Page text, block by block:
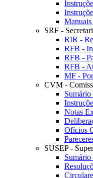
SRF -
RIR -
RFB -
RFB -
RFB -
MF -
CVM -
Notas
Ofícios
SUSEP -